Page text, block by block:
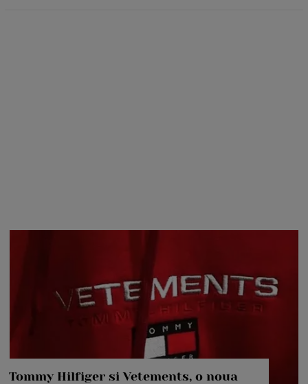
Tommy Hilfiger si Vetements, o noua